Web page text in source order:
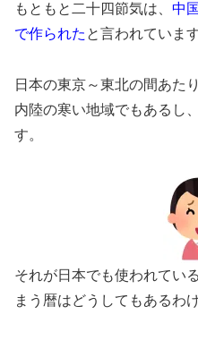
もともと二十四節気は、 中
で作られた と言われています
日本の東京～東北の間あた
内陸の寒い地域でもあるし
す。
それが日本でも使われてい
まう暦はどうしてもあるわ